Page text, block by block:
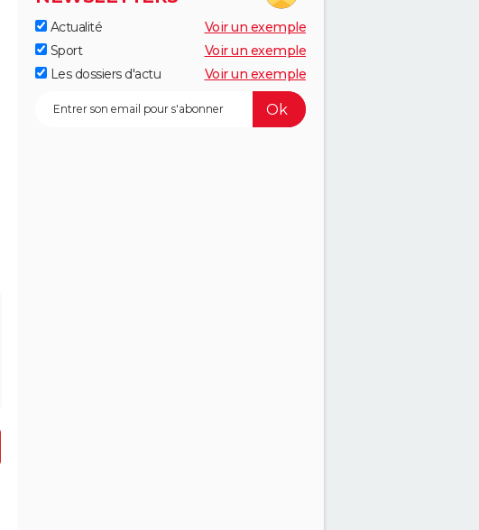
Actualité
Voir un exemple
Sport
Voir un exemple
Les dossiers d'actu
Voir un exemple